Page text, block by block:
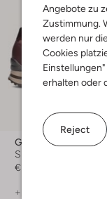
Angebote zu
Zustimmung.
werden nur
Cookies
erhalten oder
Reject
Gabor
Sneaker Low
€ 139,99
+ mehr farben